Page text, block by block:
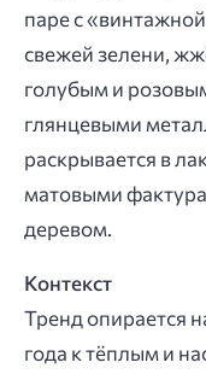
паре с
свежей зелени,
голубым и
глянцевыми
раскрывается в
матовыми
деревом.
Контекст
Тренд опирается
года к тёплым и